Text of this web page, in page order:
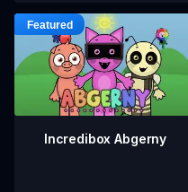
Incredibox Abgerny